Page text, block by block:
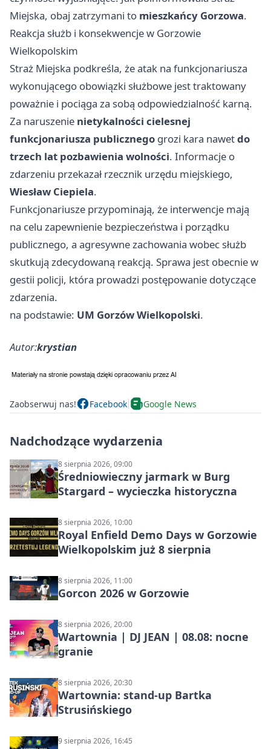
Miejska, obaj zatrzymani to mieszkańcy Gorzowa.
Reakcja służb i konsekwencje w Gorzowie
Wielkopolskim
Straż Miejska podkreśla, że atak na funkcjonariusza
wykonującego obowiązki służbowe jest traktowany
poważnie i pociąga za sobą odpowiedzialność karną.
Za naruszenie nietykalności cielesnej
funkcjonariusza publicznego grozi kara nawetdo
trzech lat pozbawienia wolności. Informacje o
zdarzeniu przekazał rzecznik urzędu miejskiego,
Wiesław Ciepiela.
Funkcjonariusze przypominają, że interwencje mają
na celu zapewnienie bezpieczeństwa i porządku
publicznego, a agresywne zachowania wobec służb
skutkują zdecydowaną reakcją. Sprawa jest obecnie w
gestii policji, która prowadzi postępowanie dotyczące
zdarzenia.
na podstawie: UM Gorzów Wielkopolski.
Autor:krystian
Zaobserwuj nas! Facebook Google News
Nadchodzące wydarzenia
8 sierpnia 2026, 09:00
Średniowieczny jarmark w Burg
Stargard – wycieczka historyczna
8 sierpnia 2026, 10:00
Royal Enfield Demo Days w Gorzowie
Wielkopolskim już 8 sierpnia
8 sierpnia 2026, 11:00
Gorcon 2026 w Gorzowie
8 sierpnia 2026, 20:00
Wartownia | DJ JEAN | 08.08: nocne
granie
8 sierpnia 2026, 20:30
Wartownia: stand-up Bartka
Strusińskiego
9 sierpnia 2026, 16:45